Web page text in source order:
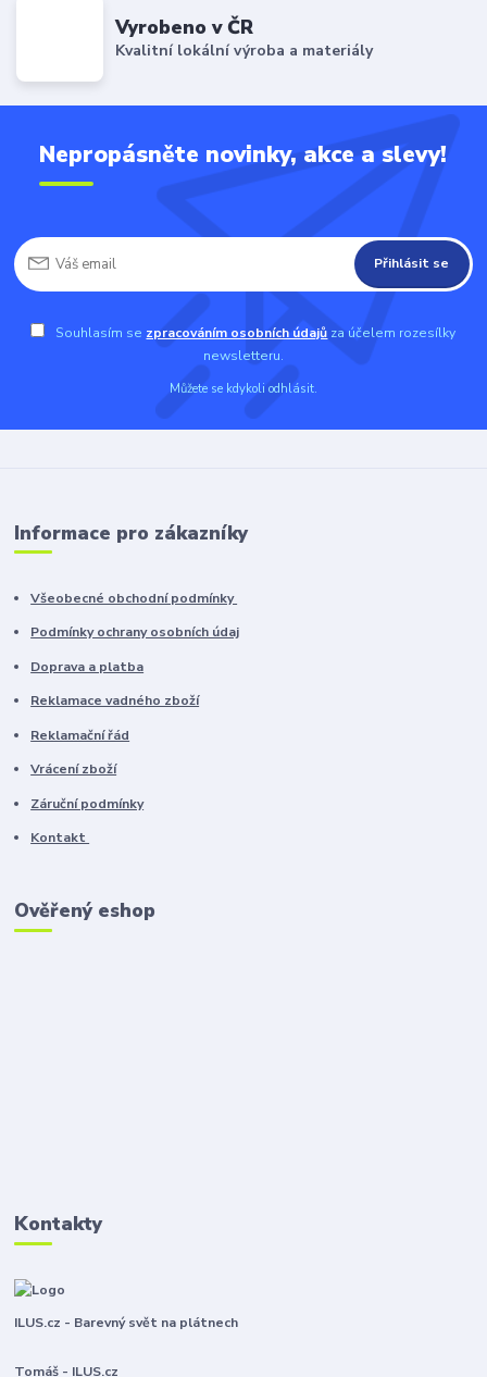
Vyrobeno v ČR
Kvalitní lokální výroba a materiály
Nepropásněte novinky, akce a slevy!
Přihlásit se
Souhlasím se zpracováním osobních údajů za účelem rozesílky
newsletteru.
Můžete se kdykoli odhlásit.
Informace pro zákazníky
Všeobecné obchodní podmínky
Podmínky ochrany osobních údaj
Doprava a platba
Reklamace vadného zboží
Reklamační řád
Vrácení zboží
Záruční podmínky
Kontakt
Ověřený eshop
Kontakty
ILUS.cz - Barevný svět na plátnech
Tomáš - ILUS.cz